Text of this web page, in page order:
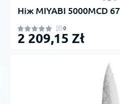
Ніж MIYABI 5000MCD
0
2 209,15 Zł